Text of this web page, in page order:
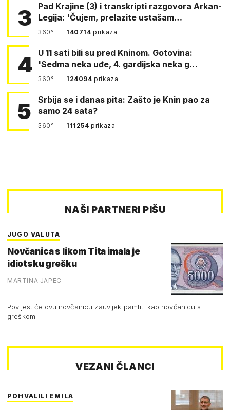
3
Pad Krajine (3) i transkripti razgovora Arkan-
Legija: 'Čujem, prelazite ustašam…
360° 140714prikaza
4 U 11 sati bili su pred Kninom. Gotovina:
'Sedma neka uđe, 4. gardijska neka g…
360° 124094prikaza
5
Srbija se i danas pita: Zašto je Knin pao za
samo 24 sata?
360° 111254prikaza
NAŠI PARTNERI PIŠU
JUGO VALUTA
Novčanica s likom Tita imala je
idiotsku grešku
MARTINA JAPEC
Povijest će ovu novčanicu zauvijek pamtiti kao novčanicu s
greškom
VEZANI ČLANCI
POHVALILI EMILA